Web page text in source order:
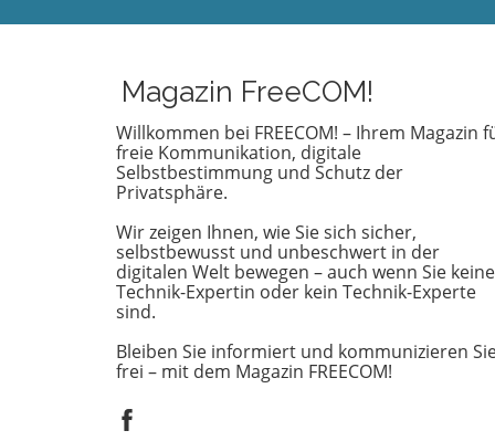
charismatischen Führungsstil und
seine Erfolge mit Liverpool, hat in
der Fußballwelt einen
hervorragenden Ruf. Seine
Fähigkeit, Teams zu motivieren
und innovative Strategien
umzusetzen, könnte der
deutschen Nationalmannschaft
helfen, ihre Wettbewerbsfähigkeit
zurückzugewinnen. Diese
Vorstellung sorgt für rege
Spekulationen unter den
Anhängern. Was die
Pressekonferenz für Fans
bedeutete Am [Datum der
Pike wird
Der
wenn
Magazin FreeCOM!
Willkommen bei FREECOM! – Ihrem Magazin
freie Kommunikation, digitale
Selbstbestimmung und Schutz der
Privatsphäre.
Wir zeigen Ihnen, wie Sie sich sicher,
selbstbewusst und unbeschwert in der
digitalen Welt bewegen – auch wenn Sie keine
Technik-Expertin oder kein Technik-Experte
sind.
Bleiben Sie informiert und kommunizieren
frei – mit dem Magazin FREECOM!